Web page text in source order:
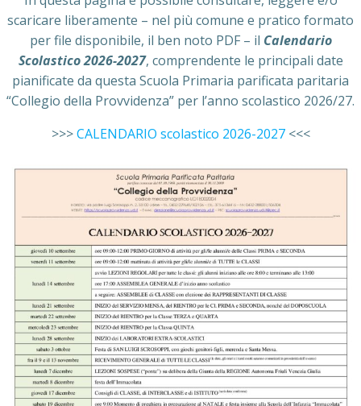
scaricare liberamente – nel più comune e pratico formato
per file disponibile, il ben noto PDF – il Calendario
Scolastico 2026-2027, comprendente le principali date
pianificate da questa Scuola Primaria parificata paritaria
“Collegio della Provvidenza” per l’anno scolastico 2026/27.
>>>CALENDARIO scolastico 2026-2027<<<